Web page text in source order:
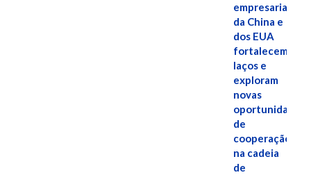
empresariais
da China e
dos EUA
fortalecem
laços e
exploram
novas
oportunidades
de
cooperação
na cadeia
de